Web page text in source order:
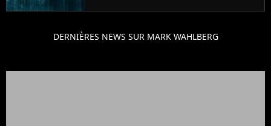
DERNIÈRES NEWS SUR MARK WAHLBERG